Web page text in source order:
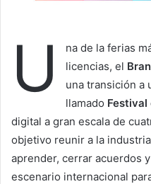
U
na de la ferias
licencias, el
una transición a
llamado Festival
digital a gran escala de
objetivo reunir a la
aprender, cerrar acuerdos
escenario internacional